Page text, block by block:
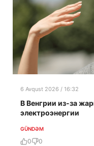
6 Avqust 2026 / 16:32
В Венгрии из-за
электроэнергии
GÜNDƏM
0 0